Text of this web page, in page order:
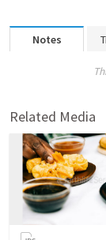
Notes
Related Media